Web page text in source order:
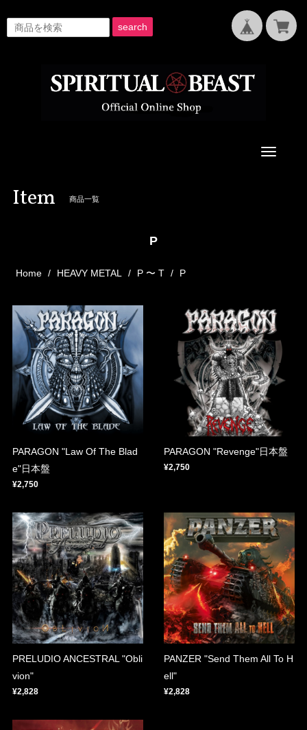
search
Toggle
Item 商品一覧
P
Home HEAVY METAL P 〜 T P
PARAGON "Law Of The Blad
e"日本盤
¥2,750
PARAGON "Revenge"日本盤
¥2,750
PRELUDIO ANCESTRAL "Obli
vion"
¥2,828
PANZER "Send Them All To H
ell"
¥2,828